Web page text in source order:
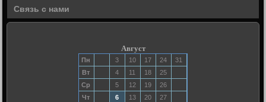
Связь с нами
Август
Пн 3 10 17 24
31
Вт
4 11 18
25
Ср
5 12 19
26
Чт
6 13 20
27